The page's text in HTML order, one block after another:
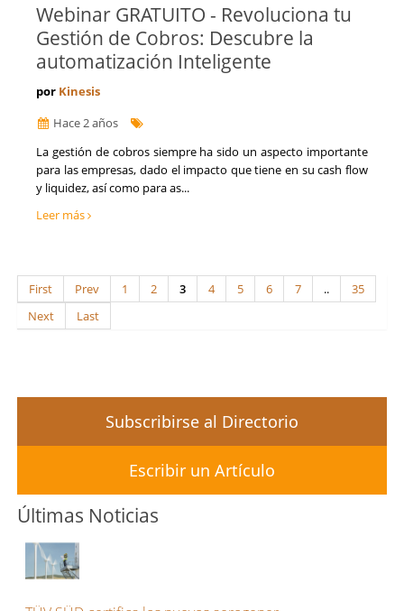
Webinar GRATUITO - Revoluciona tu
Gestión de Cobros: Descubre la
automatización Inteligente
por Kinesis
Hace 2 años
La gestión de cobros siempre ha sido un aspecto importante
para las empresas, dado el impacto que tiene en su cash flow
y liquidez, así como para as...
Leer más
First Prev 1 2 3 4 5 6 7 ..
35
Next
Last
Subscribirse al Directorio
Escribir un Artículo
Últimas Noticias